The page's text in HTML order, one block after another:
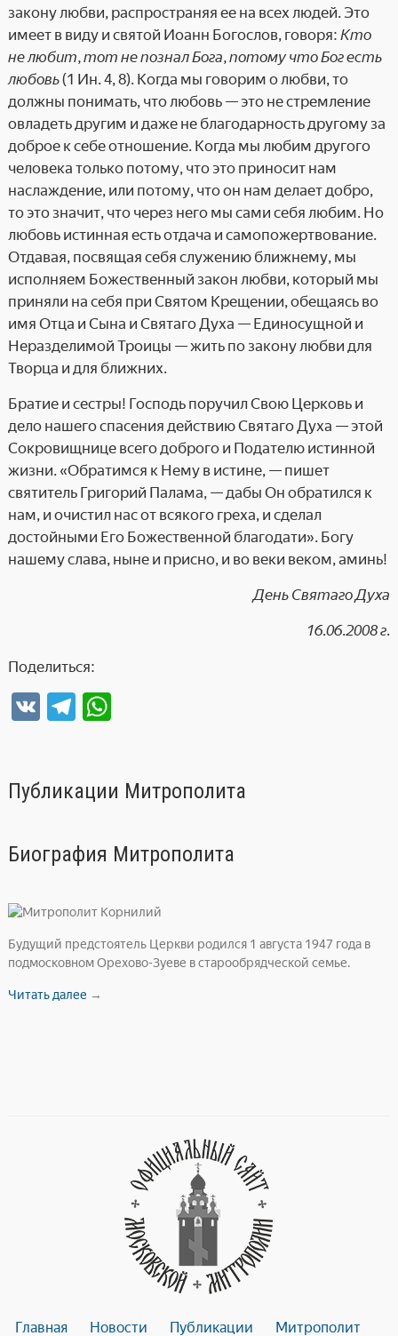
Публикации Митрополита
Биография Митрополита
Будущий предстоятель Церкви родился 1 августа 1947 года в
подмосковном Орехово-Зуеве в старообрядческой семье.
Читать далее →
закону любви, распространяя ее на всех людей. Это
имеет в виду и святой Иоанн Богослов, говоря: Кто
не любит, тот не познал Бога, потому что Бог есть
любовь(1 Ин. 4, 8). Когда мы говорим о любви, то
должны понимать, что любовь — это не стремление
овладеть другим и даже не благодарность другому за
доброе к себе отношение. Когда мы любим другого
человека только потому, что это приносит нам
наслаждение, или потому, что он нам делает добро,
то это значит, что через него мы сами себя любим. Но
любовь истинная есть отдача и самопожертвование.
Отдавая, посвящая себя служению ближнему, мы
исполняем Божественный закон любви, который мы
приняли на себя при Святом Крещении, обещаясь во
имя Отца и Сына и Святаго Духа — Единосущной и
Неразделимой Троицы — жить по закону любви для
Творца и для ближних.
Братие и сестры! Господь поручил Свою Церковь и
дело нашего спасения действию Святаго Духа — этой
Сокровищнице всего доброго и Подателю истинной
жизни. «Обратимся к Нему в истине, — пишет
святитель Григорий Палама, — дабы Он обратился к
нам, и очистил нас от всякого греха, и сделал
достойными Его Божественной благодати». Богу
нашему слава, ныне и присно, и во веки веком, аминь!
День Святаго Духа
16.06.2008 г.
Поделиться:
V T
gr
m
W
s
p
Главная Новости Публикации Митрополит